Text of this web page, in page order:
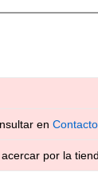
en Contacto
por la